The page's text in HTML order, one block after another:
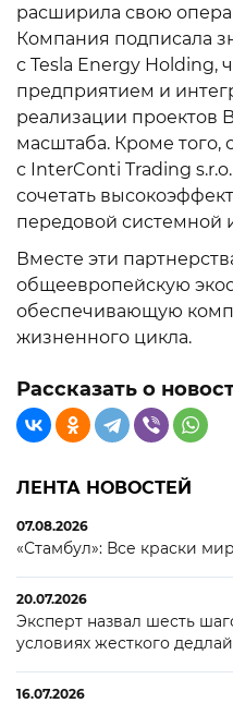
расширила свою
Компания подписала
с Tesla Energy
предприятием и
реализации проектов
масштаба. Кроме того,
с InterConti Trading
сочетать
передовой системной
Вместе эти
общеевропейскую
обеспечивающую
жизненного цикла.
Рассказать о
ЛЕНТА НОВОСТЕЙ
07.08.2026
«Стамбул»: Все краски
20.07.2026
Эксперт назвал шесть
условиях жесткого
16.07.2026